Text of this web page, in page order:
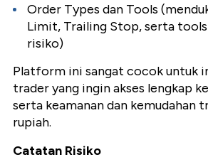
Order Types dan Tools
Limit, Trailing Stop, serta
risiko)
Platform ini sangat cocok untuk
trader yang ingin akses lengkap
serta keamanan dan kemudahan
rupiah.
Catatan Risiko